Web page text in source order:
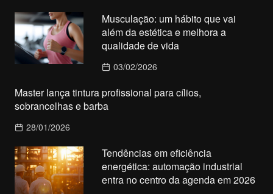
Musculação: um hábito que vai
além da estética e melhora a
qualidade de vida
03/02/2026
Master lança tintura profissional para cílios,
sobrancelhas e barba
28/01/2026
Tendências em eficiência
energética: automação industrial
entra no centro da agenda em 2026